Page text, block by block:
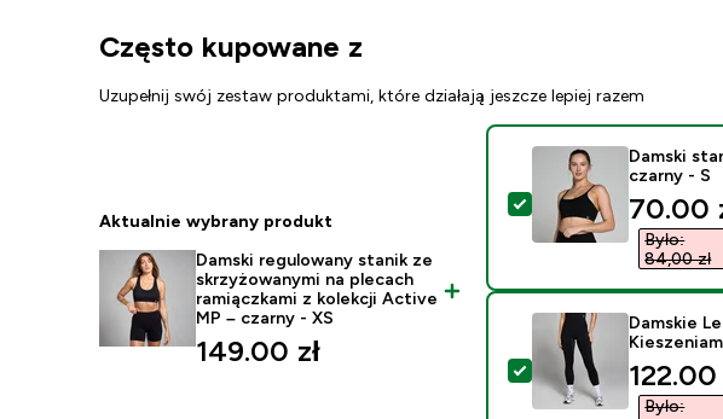
Często kupowane z
Uzupełnij swój zestaw produktami, które działają jeszcze lepiej razem
Aktualnie wybrany produkt
Damski regulowany stanik ze
skrzyżowanymi na plecach
ramiączkami z kolekcji Active
MP – czarny - XS
149.00 zł‎
Wybierz ten produkt
Damski
czarny - S
70.00
Było:
84,00 zł‎
Wybierz ten produkt
Damskie
122.00
Było: